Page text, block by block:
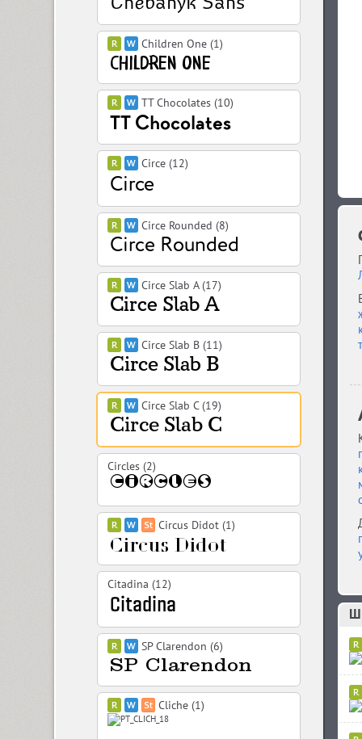
Children One (1)
TT Chocolates (10)
Circe (12)
Circe Rounded (8)
Circe Slab A (17)
Circe Slab B (11)
Circe Slab C (19)
Circles (2)
Circus Didot (1)
Citadina (12)
SP Clarendon (6)
Cliche (1)